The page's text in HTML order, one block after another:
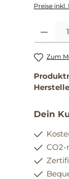
Preise inkl.
Produkt
Zum
Dein
CO2-